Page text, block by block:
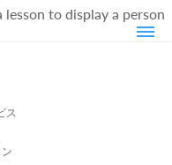
to display a person
ス